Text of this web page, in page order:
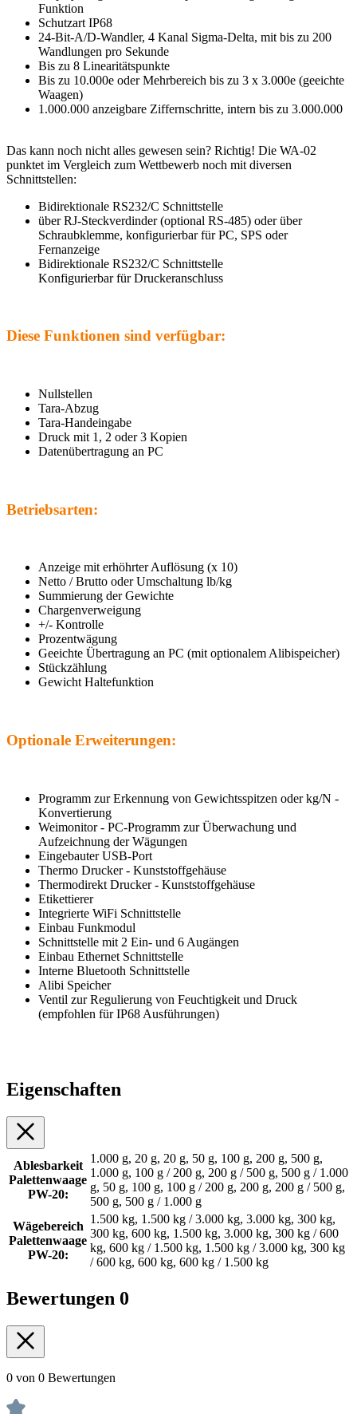
Funktion
Schutzart IP68
24-Bit-A/D-Wandler, 4 Kanal Sigma-Delta, mit bis zu 200
Wandlungen pro Sekunde
Bis zu 8 Linearitätspunkte
Bis zu 10.000e oder Mehrbereich bis zu 3 x 3.000e (geeichte
Waagen)
1.000.000 anzeigbare Ziffernschritte, intern bis zu 3.000.000
Das kann noch nicht alles gewesen sein? Richtig! Die WA-02
punktet im Vergleich zum Wettbewerb noch mit diversen
Schnittstellen:
Bidirektionale RS232/C Schnittstelle
über RJ-Steckverdinder (optional RS-485) oder über
Schraubklemme, konfigurierbar für PC, SPS oder
Fernanzeige
Bidirektionale RS232/C Schnittstelle
Konfigurierbar für Druckeranschluss
Diese Funktionen sind verfügbar:
Nullstellen
Tara-Abzug
Tara-Handeingabe
Druck mit 1, 2 oder 3 Kopien
Datenübertragung an PC
Betriebsarten:
Anzeige mit erhöhrter Auflösung (x 10)
Netto / Brutto oder Umschaltung lb/kg
Summierung der Gewichte
Chargenverweigung
+/- Kontrolle
Prozentwägung
Geeichte Übertragung an PC (mit optionalem Alibispeicher)
Stückzählung
Gewicht Haltefunktion
Optionale Erweiterungen:
Programm zur Erkennung von Gewichtsspitzen oder kg/N -
Konvertierung
Weimonitor - PC-Programm zur Überwachung und
Aufzeichnung der Wägungen
Eingebauter USB-Port
Thermo Drucker - Kunststoffgehäuse
Thermodirekt Drucker - Kunststoffgehäuse
Etikettierer
Integrierte WiFi Schnittstelle
Einbau Funkmodul
Schnittstelle mit 2 Ein- und 6 Augängen
Einbau Ethernet Schnittstelle
Interne Bluetooth Schnittstelle
Alibi Speicher
Ventil zur Regulierung von Feuchtigkeit und Druck
(empfohlen für IP68 Ausführungen)
Eigenschaften
Ablesbarkeit
Palettenwaage
PW-20:
1.000 g, 20 g, 20 g, 50 g, 100 g, 200 g, 500 g,
1.000 g, 100 g / 200 g, 200 g / 500 g, 500 g / 1.000
g, 50 g, 100 g, 100 g / 200 g, 200 g, 200 g / 500 g,
500 g, 500 g / 1.000 g
Wägebereich
Palettenwaage
PW-20:
1.500 kg, 1.500 kg / 3.000 kg, 3.000 kg, 300 kg,
300 kg, 600 kg, 1.500 kg, 3.000 kg, 300 kg / 600
kg, 600 kg / 1.500 kg, 1.500 kg / 3.000 kg, 300 kg
/ 600 kg, 600 kg, 600 kg / 1.500 kg
Bewertungen 0
0 von 0 Bewertungen